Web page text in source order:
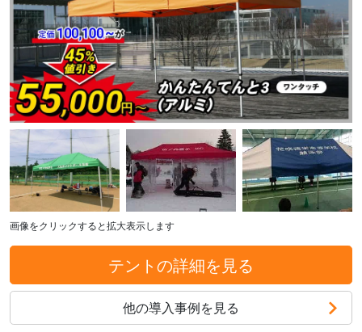
画像をクリックすると拡大表示します
テントの詳細を見る
他の導入事例を見る